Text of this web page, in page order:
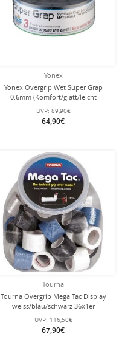
Yonex
Yonex Overgrip Wet Super Grap
0.6mm (Komfort/glatt/leicht
haftend) schwarz 36er Box
UVP: 89,90€
64,90€
Tourna
Tourna Overgrip Mega Tac Display
weiss/blau/schwarz 36x1er
UVP: 116,50€
67,90€